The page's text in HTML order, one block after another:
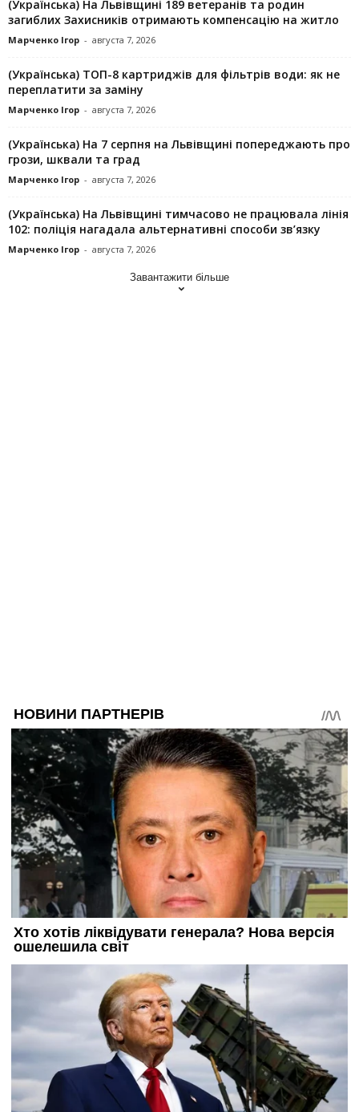
(Українська) На Львівщині 189 ветеранів та родин
загиблих Захисників отримають компенсацію на житло
Марченко Ігор - августа 7, 2026
(Українська) ТОП-8 картриджів для фільтрів води: як не
переплатити за заміну
Марченко Ігор - августа 7, 2026
(Українська) На 7 серпня на Львівщині попереджають про
грози, шквали та град
Марченко Ігор - августа 7, 2026
(Українська) На Львівщині тимчасово не працювала лінія
102: поліція нагадала альтернативні способи зв’язку
Марченко Ігор - августа 7, 2026
Завантажити більше